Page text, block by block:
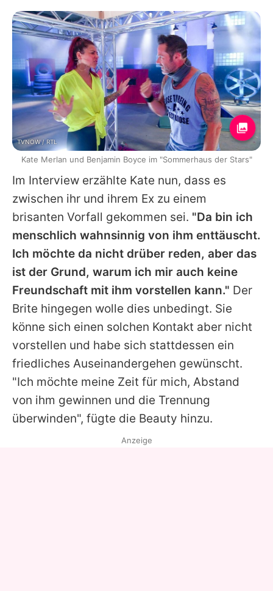
Im Interview erzählte Kate nun, dass es
zwischen ihr und ihrem Ex zu einem
brisanten Vorfall gekommen sei. "Da bin ich
menschlich wahnsinnig von ihm enttäuscht.
Ich möchte da nicht drüber reden, aber das
ist der Grund, warum ich mir auch keine
Freundschaft mit ihm vorstellen kann." Der
Brite hingegen wolle dies unbedingt. Sie
könne sich einen solchen Kontakt aber nicht
vorstellen und habe sich stattdessen ein
friedliches Auseinandergehen gewünscht.
"Ich möchte meine Zeit für mich, Abstand
von ihm gewinnen und die Trennung
überwinden", fügte die Beauty hinzu.
TVNOW / RTL
Kate Merlan und Benjamin Boyce im "Sommerhaus der Stars"
Anzeige